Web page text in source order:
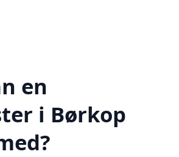
en
i Børkop